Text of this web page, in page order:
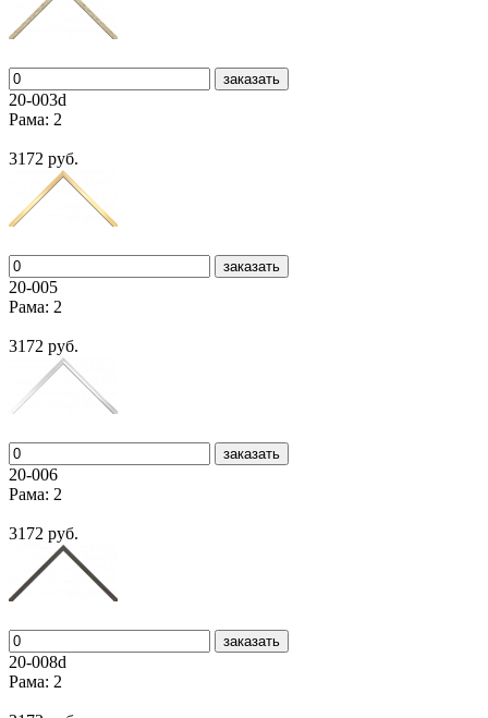
заказать
20-003d
Рама: 2
3172 руб.
заказать
20-005
Рама: 2
3172 руб.
заказать
20-006
Рама: 2
3172 руб.
заказать
20-008d
Рама: 2